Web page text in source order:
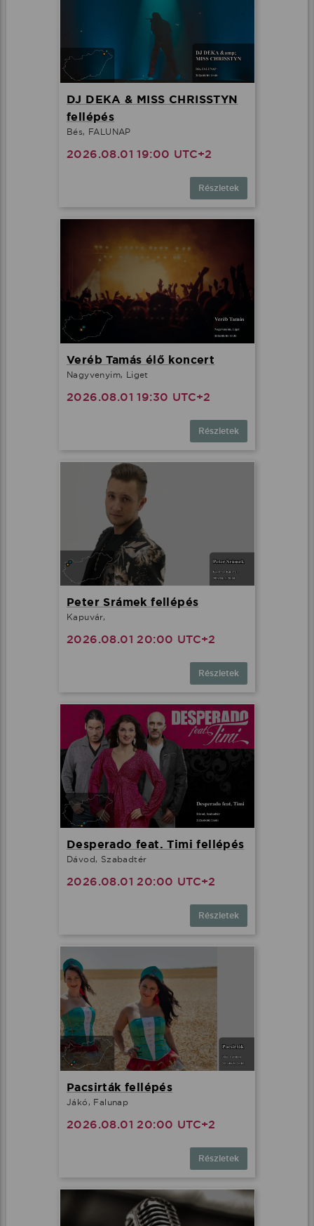
DJ DEKA & MISS CHRISSTYN
fellépés
Bés, FALUNAP
2026.08.01 19:00 UTC+2
Részletek
Veréb Tamás élő koncert
Nagyvenyim, Liget
2026.08.01 19:30 UTC+2
Részletek
Peter Srámek fellépés
Kapuvár,
2026.08.01 20:00 UTC+2
Részletek
Desperado feat. Timi fellépés
Dávod, Szabadtér
2026.08.01 20:00 UTC+2
Részletek
Pacsirták fellépés
Jákó, Falunap
2026.08.01 20:00 UTC+2
Részletek